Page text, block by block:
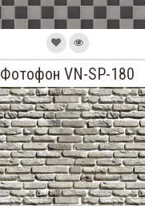
Фотофон VN-SP-180